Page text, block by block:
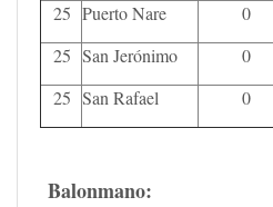
25 Puerto Nare 0
25 San Jerónimo 0
25 San Rafael 0
Balonmano: